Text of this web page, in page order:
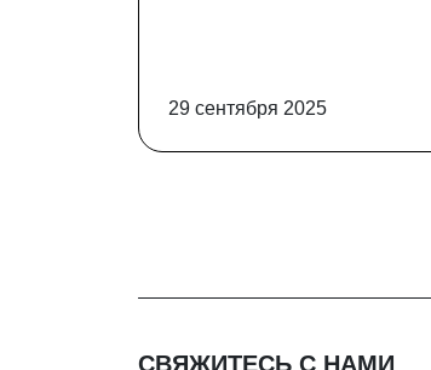
29 сентября 2025
СВЯЖИТЕСЬ С НАМИ